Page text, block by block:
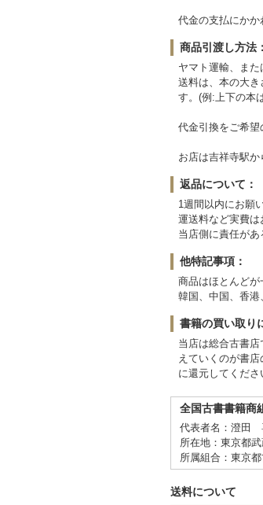
代金の支払にかか
商品引渡し方法：
ヤマト運輸、また
送料は、本の大
す。(例:上下の本
代金引換をご希望
お店は吉祥寺駅
返品について：
1週間以内にお願
運送料など実費は
当店側に責任が
他特記事項：
商品はほとんどが
韓国、中国、香港
書籍の買い取り
当店は総合古書
えていくのが書
に還元してくださ
全国古書書籍商
代表者名：澄田
所在地：東京都
所属組合：東京
送料について